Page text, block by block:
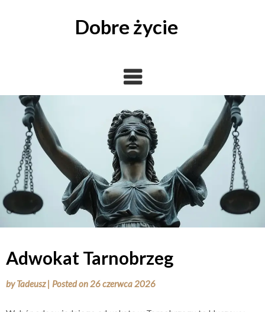
Dobre życie
Adwokat Tarnobrzeg
byTadeusz | Posted on26 czerwca 2026